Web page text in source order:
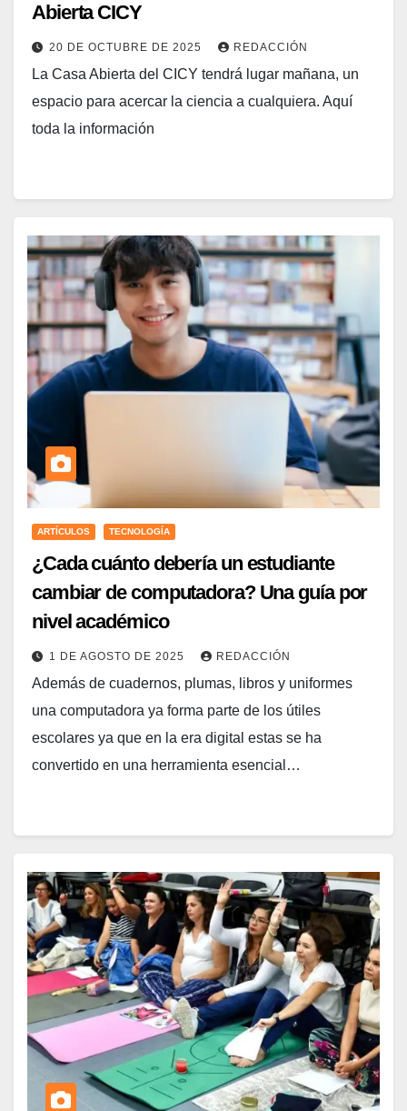
Abierta CICY
20 DE OCTUBRE DE 2025 REDACCIÓN
La Casa Abierta del CICY tendrá lugar mañana, un
espacio para acercar la ciencia a cualquiera. Aquí
toda la información
ARTÍCULOS TECNOLOGÍA
¿Cada cuánto debería un estudiante
cambiar de computadora? Una guía por
nivel académico
1 DE AGOSTO DE 2025 REDACCIÓN
Además de cuadernos, plumas, libros y uniformes
una computadora ya forma parte de los útiles
escolares ya que en la era digital estas se ha
convertido en una herramienta esencial…